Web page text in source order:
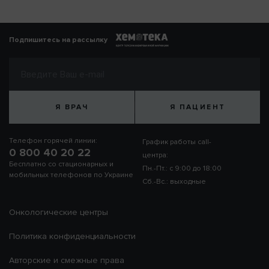
Подпишитесь на рассылку
Я ВРАЧ Я ПАЦИЕНТ
Телефон горячей линии:
0 800 40 20 22
Бесплатно со стационарных и
мобильных телефонов по Украине
График работы call-
центра:
Пн.-Пт.: с 9:00 до 18:00
Сб.-Вс.: выходные
Онкологические центры
Политика конфиденциальности
Авторские и смежные права